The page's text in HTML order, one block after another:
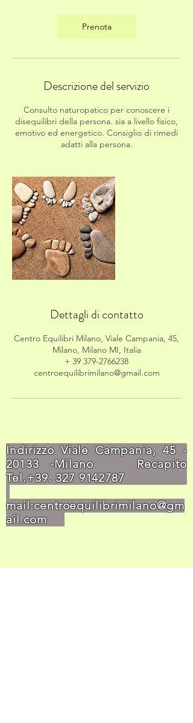
i
n
u
Prenota
Descrizione del servizio
Consulto naturopatico per conoscere i
disequilibri della persona. sia a livello fisico,
emotivo ed energetico. Consiglio di rimedi
adatti alla persona.
Dettagli di contatto
Centro Equilibri Milano, Viale Campania, 45,
Milano, Milano MI, Italia
+ 39 379-2766238
centroequilibrimilano@gmail.com
Indirizzo Viale Campania,45 -
20133-Milano Recapito
Tel.+39. 327 9142787
mail:centroequilibrimilano@gm
ail.com